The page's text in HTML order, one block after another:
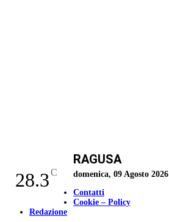
28.3C
RAGUSA
domenica, 09 Agosto 2026
Contatti
Cookie – Policy
Redazione